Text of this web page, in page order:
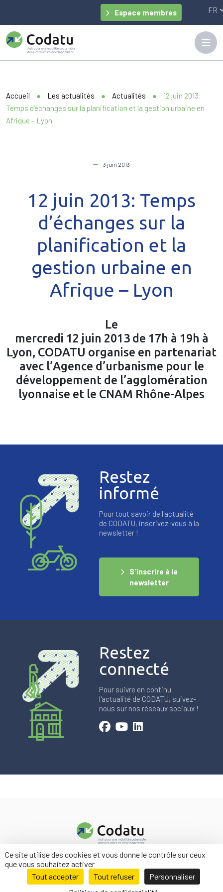
Espace membres
Accueil ● Les actualités ● Actualités ●
12 juin 2013:
Temps d’échanges sur la planification et la gestion urbaine en
Afrique – Lyon
3 juin 2013
12 juin 2013: Temps
d’échanges sur la
planification et la
gestion urbaine en
Afrique – Lyon
Le
mercredi 12 juin 2013 de 17h à 19h à
Lyon, CODATU organise en partenariat
avec l’Agence d’urbanisme pour le
développement de l’agglomération
lyonnaise et le CNAM Rhône-Alpes
Restez
informé
Pour tout savoir de l'actualité
de CODATU, inscrivez-vous à la
newsletter !
S'inscrire à la
newsletter
Restez
connecté
Pour suivre en continu
l'actualité de CODATU, suivez-
nous sur nos réseaux sociaux !
Mentions légales
Panneau de gestion des cookies
Ce site utilise des cookies et vous donne le contrôle sur ceux
que vous souhaitez activer
Tout accepter
Tout refuser
Personnaliser